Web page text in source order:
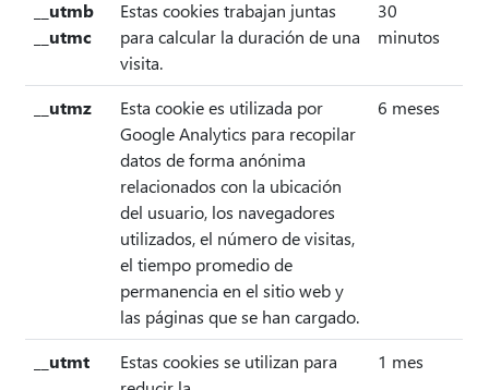
__utmb
__utmc
Estas cookies trabajan juntas
para calcular la duración de una
visita.
30
minutos
__utmz
Esta cookie es utilizada por
Google Analytics para recopilar
datos de forma anónima
relacionados con la ubicación
del usuario, los navegadores
utilizados, el número de visitas,
el tiempo promedio de
permanencia en el sitio web y
las páginas que se han cargado.
6 meses
__utmt
Estas cookies se utilizan para
1 mes